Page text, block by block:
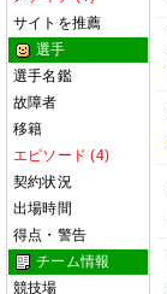
サイトを推薦
選手
選手名鑑
故障者
移籍
エピソード (4)
契約状況
出場時間
得点・警告
チーム情報
競技場